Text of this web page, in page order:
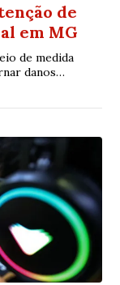
de
em MG
de medida
danos